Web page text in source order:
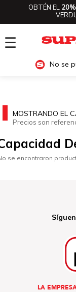
OBTÉN EL
☰
No se
MOSTRANDO EL
Precios son
se encontraron
LA